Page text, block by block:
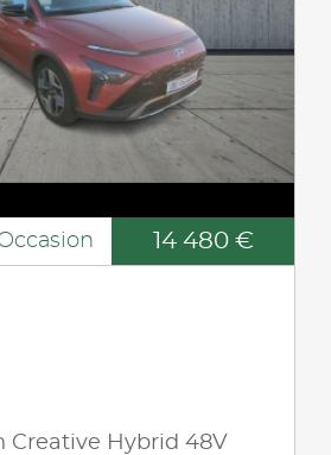
14 480 €
Creative Hybrid 48V